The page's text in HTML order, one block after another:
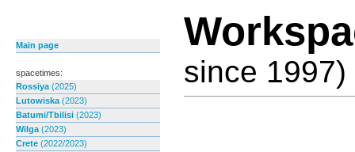
Main page
spacetimes:
Rossiya (2025)
Lutowiska (2023)
Batumi/Tbilisi (2023)
Wilga (2023)
Crete (2022/2023)
since 1997)